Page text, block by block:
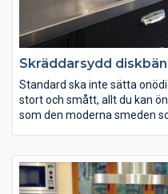
Skräddarsydd
Standard ska inte sätta
stort och smått, allt du kan
som den moderna smeden